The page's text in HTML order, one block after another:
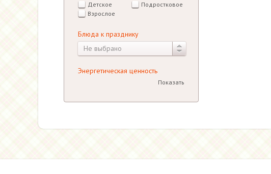
Детское
Подростковое
Взрослое
Блюда к празднику
Не выбрано
Энергетическая ценность
Показать